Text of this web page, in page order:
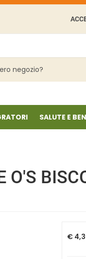
SALUTE E
O'S
€